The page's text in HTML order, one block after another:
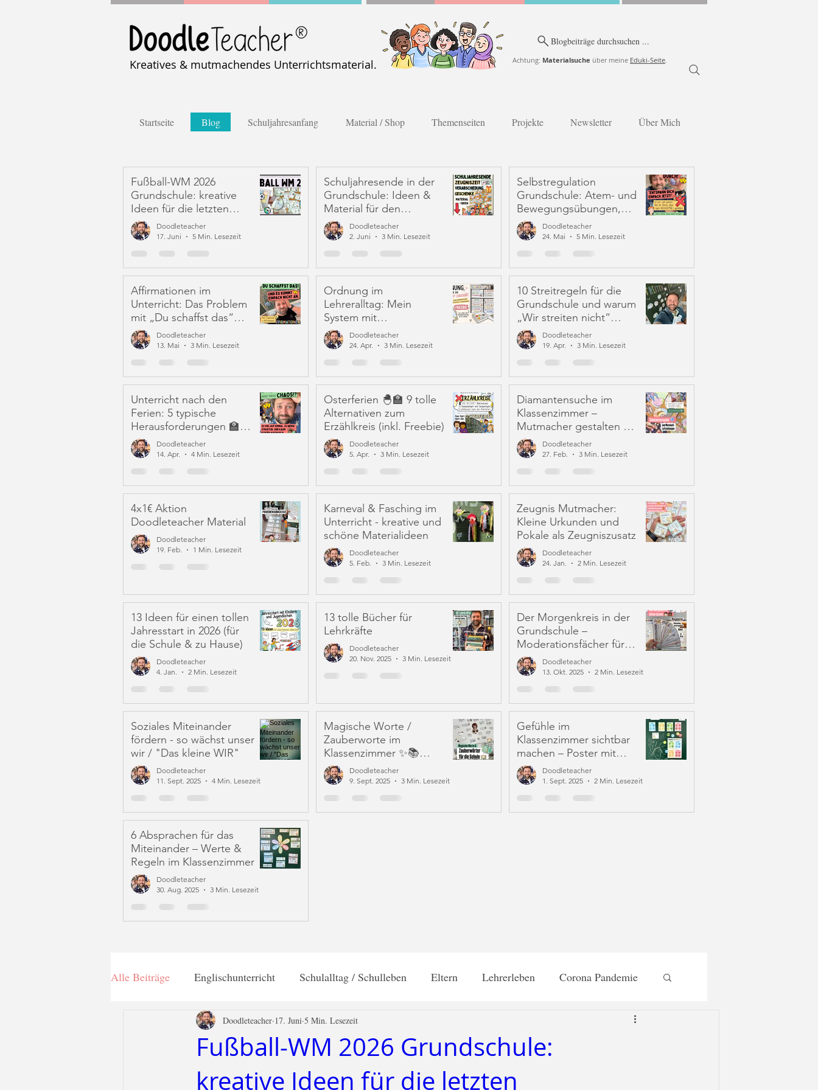
Kreatives & mutmachendes Unterrichtsmaterial. Achtung: Materialsuche über meine Eduki-Seite.
Blogbeiträge durchsuchen ...
Startseite Blog Schuljahresanfang Material / Shop Themenseiten Projekte Newsletter Über Mich
Fußball-WM 2026
Grundschule: kreative
Ideen für die letzten
Schulwochen (+ Freebie)
Doodleteacher
17. Juni
5 Min. Lesezeit
Schuljahresende in der
Grundschule: Ideen &
Material für den
Abschied, die letzten
Schulwochen und
Doodleteacher
2. Juni
3 Min. Lesezeit
Selbstregulation
Grundschule: Atem- und
Bewegungsübungen,
die wirklich helfen
Doodleteacher
24. Mai
5 Min. Lesezeit
Affirmationen im
Unterricht: Das Problem
mit „Du schaffst das“
und eine Alternative:
Iffirmationen (!)
Doodleteacher
13. Mai
3 Min. Lesezeit
Ordnung im
Lehreralltag: Mein
System mit
Maxibriefkartons (inkl.
Doodleteacher Freebie
Doodleteacher
24. Apr.
3 Min. Lesezeit
10 Streitregeln für die
Grundschule und warum
„Wir streiten nicht“
keine Lösung ist
Doodleteacher
19. Apr.
3 Min. Lesezeit
Unterricht nach den
Ferien: 5 typische
Herausforderungen 🏫
🫠 & was wirklich hilft
Doodleteacher
14. Apr.
4 Min. Lesezeit
Osterferien 🐣🏫 9 tolle
Alternativen zum
Erzählkreis (inkl. Freebie)
Doodleteacher
5. Apr.
3 Min. Lesezeit
Diamantensuche im
Klassenzimmer –
Mutmacher gestalten &
Selbstwirksamkeit
stärken
Doodleteacher
27. Feb.
3 Min. Lesezeit
4x1€ Aktion
Doodleteacher Material
Doodleteacher
19. Feb.
1 Min. Lesezeit
Karneval & Fasching im
Unterricht - kreative und
schöne Materialideen
Doodleteacher
5. Feb.
3 Min. Lesezeit
Zeugnis Mutmacher:
Kleine Urkunden und
Pokale als Zeugniszusatz
Doodleteacher
24. Jan.
2 Min. Lesezeit
13 Ideen für einen tollen
Jahresstart in 2026 (für
die Schule & zu Hause)
Doodleteacher
4. Jan.
2 Min. Lesezeit
13 tolle Bücher für
Lehrkräfte
Doodleteacher
20. Nov. 2025
3 Min. Lesezeit
Der Morgenkreis in der
Grundschule –
Moderationsfächer für
mehr Struktur und
Mitverantwortung
Doodleteacher
13. Okt. 2025
2 Min. Lesezeit
Soziales Miteinander
fördern - so wächst unser
wir / "Das kleine WIR"
Doodleteacher
11. Sept. 2025
4 Min. Lesezeit
Magische Worte /
Zauberworte im
Klassenzimmer ✨📚
(soziales Lernen)
Doodleteacher
9. Sept. 2025
3 Min. Lesezeit
Gefühle im
Klassenzimmer sichtbar
machen – Poster mit
Farben & Emojis
Doodleteacher
1. Sept. 2025
2 Min. Lesezeit
6 Absprachen für das
Miteinander – Werte &
Regeln im Klassenzimmer
Doodleteacher
30. Aug. 2025
3 Min. Lesezeit
Alle Beiträge Englischunterricht Schulalltag / Schulleben Eltern Lehrerleben Corona Pandemie
Kooperatives Lernen Poster
Teacher Tip Methodentalk Umwelt / Welt Unterrichtsmaterial
Fußball-WM 2026 Grundschule:
kreative Ideen für die letzten
Doodleteacher 17. Juni 5 Min. Lesezeit